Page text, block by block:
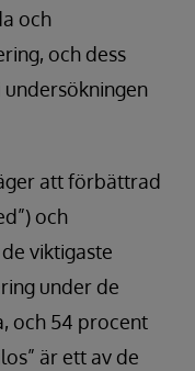
och
och dess
att förbättrad
och
viktigaste
under de
och 54 procent
är ett av de